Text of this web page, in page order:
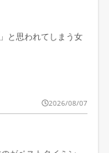
と思われてしまう女
2026/08/07